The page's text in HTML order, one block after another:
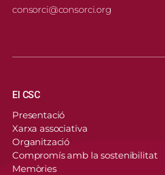
consorci@consorci.org
Navegació principal
El CSC
Presentació
Xarxa associativa
Organització
Compromís amb la sostenibilitat
Memòries